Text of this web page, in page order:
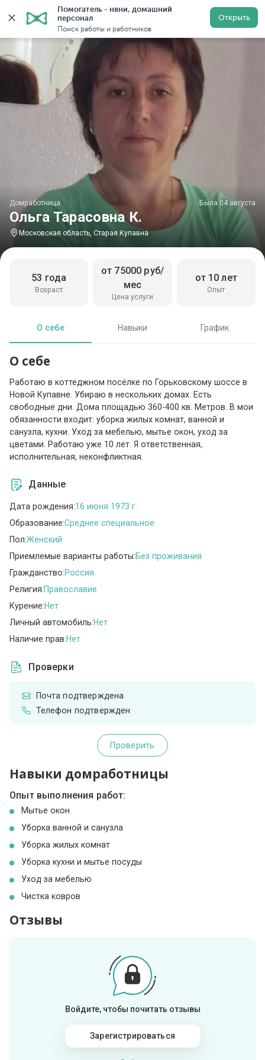
Помогатель - няни, домашний
персонал
Поиск работы и работников
Открыть
Главная Домработницы Домработницы в Московской
Ольга Тарасовна К.
Домработница Была 04 августа
Московская область, Старая Купавна
Возраст
53 года
Цена услуги
от 75000 руб/
мес
Опыт
от 10 лет
О себе Навыки График
О себе
Работаю в коттеджном посёлке по Горьковскому шоссе в
Новой Купавне. Убираю в нескольких домах. Есть
свободные дни. Дома площадью 360-400 кв. Метров. В мои
обязанности входит: уборка жилых комнат, ванной и
санузла, кухни. Уход за мебелью, мытье окон, уход за
цветами. Работаю уже 10 лет. Я ответственная,
исполнительная, неконфликтная.
Данные
Дата рождения:16 июня 1973 г.
Образование:Среднее специальное
Пол:Женский
Приемлемые варианты работы:Без проживания
Гражданство:Россия
Религия:Православие
Курение:Нет
Личный автомобиль:Нет
Наличие прав:Нет
Проверки
Почта подтверждена
Телефон подтвержден
Проверить
Навыки домработницы
Опыт выполнения работ:
Мытье окон
Уборка ванной и санузла
Уборка жилых комнат
Уборка кухни и мытье посуды
Уход за мебелью
Чистка ковров
Отзывы
Войдите, чтобы почитать отзывы
Зарегистрироваться